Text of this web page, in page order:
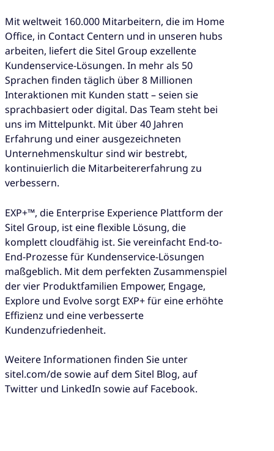
Mit weltweit 160.000 Mitarbeitern, die im Home
Office, in Contact Centern und in unseren hubs
arbeiten, liefert die Sitel Group exzellente
Kundenservice-Lösungen. In mehr als 50
Sprachen finden täglich über 8 Millionen
Interaktionen mit Kunden statt – seien sie
sprachbasiert oder digital. Das Team steht bei
uns im Mittelpunkt. Mit über 40 Jahren
Erfahrung und einer ausgezeichneten
Unternehmenskultur sind wir bestrebt,
kontinuierlich die Mitarbeitererfahrung zu
verbessern.
EXP+™, die Enterprise Experience Plattform der
Sitel Group, ist eine flexible Lösung, die
komplett cloudfähig ist. Sie vereinfacht End-to-
End-Prozesse für Kundenservice-Lösungen
maßgeblich. Mit dem perfekten Zusammenspiel
der vier Produktfamilien Empower, Engage,
Explore und Evolve sorgt EXP+ für eine erhöhte
Effizienz und eine verbesserte
Kundenzufriedenheit.
Weitere Informationen finden Sie unter
sitel.com/de sowie auf dem Sitel Blog, auf
Twitter und LinkedIn sowie auf Facebook.